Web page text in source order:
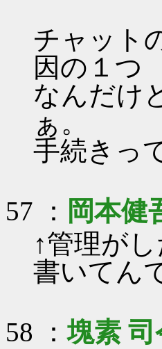
チャット
因の１つ
なんだけ
ぁ。
手続きっ
57 ： 岡本健
↑管理が
書いてん
58 ：塊素 司